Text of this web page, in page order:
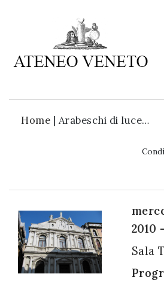
Home | Arabeschi di luce…
2010
Sala
Ateneo
è
cultura
newsletter: